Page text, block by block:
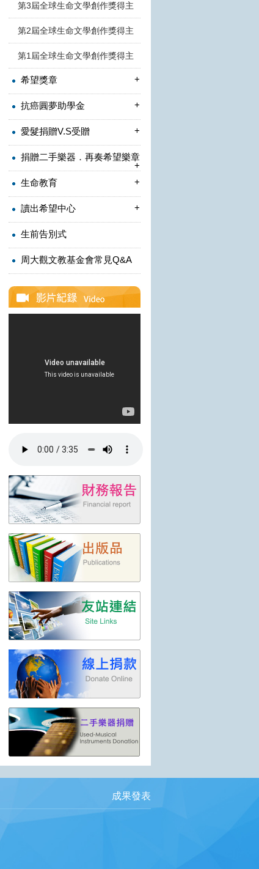
第3屆全球生命文學創作獎得主
第2屆全球生命文學創作獎得主
第1屆全球生命文學創作獎得主
希望獎章 +
抗癌圓夢助學金 +
愛髮捐贈V.S受贈 +
捐贈二手樂器．再奏希望樂章
+
生命教育
+
讀出希望中心 +
生前告別式
周大觀文教基金會常見Q&A
成果發表